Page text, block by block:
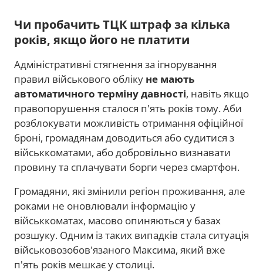
Чи пробачить ТЦК штраф за кілька
років, якщо його не платити
Адміністративні стягнення за ігнорування
правил військового обліку не мають
автоматичного терміну давності, навіть якщо
правопорушення сталося п'ять років тому. Аби
розблокувати можливість отримання офіційної
броні, громадянам доводиться або судитися з
військкоматами, або добровільно визнавати
провину та сплачувати борги через смартфон.
Громадяни, які змінили регіон проживання, але
роками не оновлювали інформацію у
військкоматах, масово опиняються у базах
розшуку. Одним із таких випадків стала ситуація
військовозобов'язаного Максима, який вже
п'ять років мешкає у столиці.